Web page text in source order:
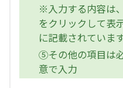
※入力する内容は
をクリックして表
に記載されています
⑤その他の項目は
意で入力